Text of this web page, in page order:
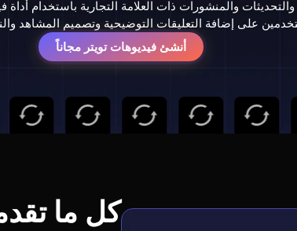
على إضافة التعليقات التوضيحية وتصميم المشاهد
أنشئ فيديوهات تويتر مجاناً
كل ما